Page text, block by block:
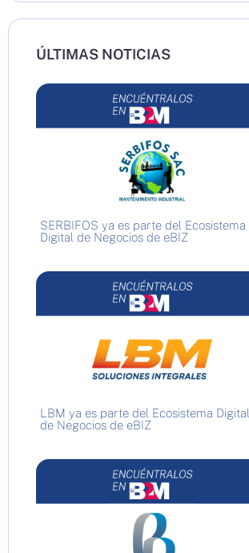
ÚLTIMAS NOTICIAS
SERBIFOS ya es parte del Ecosistema
Digital de Negocios de eBIZ
LBM ya es parte del Ecosistema Digital
de Negocios de eBIZ